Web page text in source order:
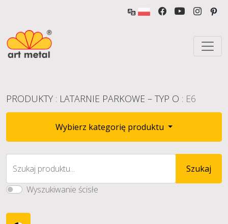
PRODUKTY : LATARNIE PARKOWE – TYP O : E6
Wybierz kategorię produktu
Szukaj produktu...
Szukaj
Wyszukiwanie ścisłe